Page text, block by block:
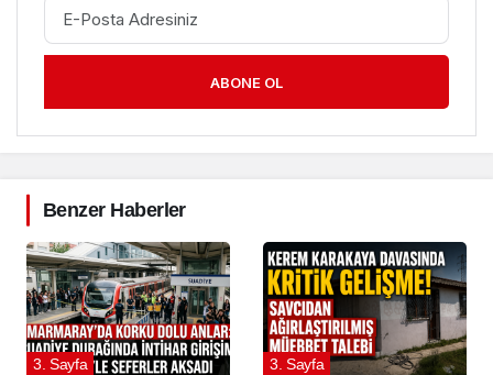
ABONE OL
Benzer Haberler
3. Sayfa 3. Sayfa